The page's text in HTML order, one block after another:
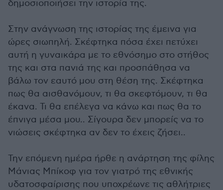
δημοσιοποιήσει την ιστορία της.
Στην ανάγνωση της ιστορίας της έμεινα για
ώρες σιωπηλή. Σκέφτηκα πόσα έχει πετύχει
αυτή η γυναικάρα με το εθνόσημο στο στήθος
της και στα πανιά της και προσπάθησα να
βάλω τον εαυτό μου στη θέση της. Σκέφτηκα
πως θα αισθανόμουν, τι θα σκεφτόμουν, τι θα
έκανα. Τι θα επέλεγα να κάνω και πως θα το
έπνιγα μέσα μου.. Σίγουρα δεν μπορείς να το
νιώσεις σκέφτηκα αν δεν το έχεις ζήσει..
Την επόμενη ημέρα ήρθε η ανάρτηση της φίλης
Μάνιας Μπίκοφ για τον γιατρό της εθνικής
υδατοσφαίρισης που υποχρέωνε τις αθλήτριες